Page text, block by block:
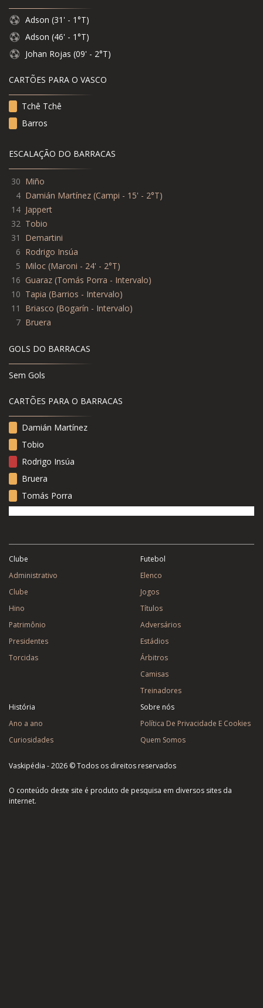
Adson (31' - 1°T)
Adson (46' - 1°T)
Johan Rojas (09' - 2°T)
CARTÕES PARA O VASCO
Tchê Tchê
Barros
ESCALAÇÃO DO BARRACAS
30 Miño
4 Damián Martínez (Campi - 15' - 2°T)
14 Jappert
32 Tobio
31
Demartini
6 Rodrigo Insúa
5 Miloc (Maroni - 24' - 2°T)
16 Guaraz (Tomás Porra - Intervalo)
10 Tapia (Barrios - Intervalo)
11
Briasco (Bogarín - Intervalo)
7 Bruera
GOLS DO BARRACAS
Sem Gols
CARTÕES PARA O BARRACAS
Damián Martínez
Tobio
Rodrigo Insúa
Bruera
Tomás Porra
Clube
Administrativo
Clube
Hino
Patrimônio
Presidentes
Torcidas
Futebol
Elenco
Jogos
Títulos
Adversários
Estádios
Árbitros
Camisas
Treinadores
História
Ano a ano
Curiosidades
Sobre nós
Política De Privacidade E Cookies
Quem Somos
Vaskipédia - 2026 © Todos os direitos reservados
O conteúdo deste site é produto de pesquisa em diversos sites da
internet.